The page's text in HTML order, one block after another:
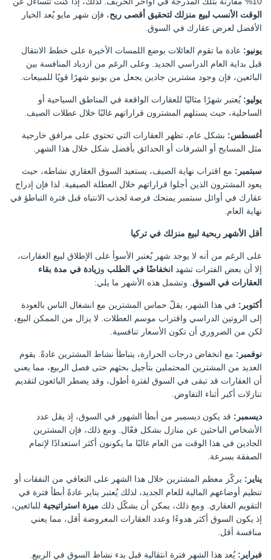
الوقت الأنسب لبيع منزلك لتحقيق أقصى ربح، فإن شهر مايو يُعد الخيار
الأفضل لعرض عقارك في السوق.
يونيو: عادة ما تقوم العائلات بوضع اللمسات الأخيرة على خطط الانتقال
قبل بداية العام الدراسي الجديد. وعلى الرغم من ازدياد المنافسة بين
البائعين، فإن وجود مشترين جادين يجعل من يونيو شهرًا قويًا للمبيعات.
يوليو: يُعتبر شهرًا مثاليًا للعقارات الواقعة في المناطق السياحية أو
الساحلية، حيث يستلهم المشترون قراراتهم غالبًا خلال عطلات الصيف.
أغسطس: بشكل عام، تظهر العقارات التي تحتوي على مرافق خارجية
مثل المسابح أو الشرفات أو الحدائق بأفضل شكل خلال هذا الشهر.
سبتمبر: مع اقتراب نهاية الصيف، يستعيد السوق العقاري نشاطه، حيث
يعود المشترون الذين أجلوا قراراتهم خلال العطلة الصيفية. لذا فإن إدراج
عقارك في أوائل سبتمبر يمنحك فرصة لجذب الانتباه قبل فترة التباطؤ في
نهاية العام.
أقل الأشهر ربحية لبيع منزلك في تركيا
على الرغم من أنه لا يوجد شهر يُعتبر الأسوأ على الإطلاق لبيع العقارات،
إلا أن بعض الفترات تشهد
انخفاضًا في الطلب وزيادة في مدة بقاء
العقارات في السوق . وتشمل هذه الأشهر ما يلي:
أكتوبر: في هذا الشهر، يقلّ حماس المشترين مع انشغال الناس بالعودة
إلى الروتين الدراسي واقتراب موسم العطلات. لا يزال من الممكن البيع،
لكن من الضروري أن تكون الأسعار تنافسية.
نوفمبر: مع انخفاض درجات الحرارة، يتباطأ نشاط المشترين عادةً. يقوم
العديد من المشترين المحتملين بتأجيل بحثهم حتى فصل الربيع، مما يعني
أن العقارات قد تبقى في السوق لفترة أطول، وقد يضطر البائعون لتقديم
تنازلات أكبر أثناء التفاوض.
ديسمبر: قد يكون ديسمبر من أبطأ الشهور في السوق، إذ يقل عدد
الأشخاص الباحثين عن منازل بشكل فعّال. ومع ذلك، فإن المشترين
الجادين في هذا الوقت من العام غالبًا ما يكونون أكثر استعدادًا لإتمام
الصفقة بسرعة.
يناير: يركّز معظم المشترين خلال هذا الشهر على التعافي من النفقات أو
تنظيم أوضاعهم المالية للعام الجديد، لذلك يُعتبر يناير عادةً أبطأ فترة في
التقويم العقاري. ومع ذلك، يمكن أن يشكّل ذلك ميزة استراتيجية للبائعين،
إذ يكون السوق أكثر هدوءًا وعدد العقارات المعروضة أقل، مما يعني
منافسة أقل.
فبراير: يُعد هذا الشهر فترة انتقالية قبل بدء نشاط السوق في الربيع.